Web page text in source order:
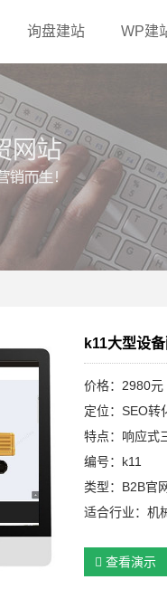
询盘建站 WP建
k11大型设
价格：2980元
定位：SEO转
特点：响应式
编号：k11
类型：B2B官
适合行业：机
查看演示